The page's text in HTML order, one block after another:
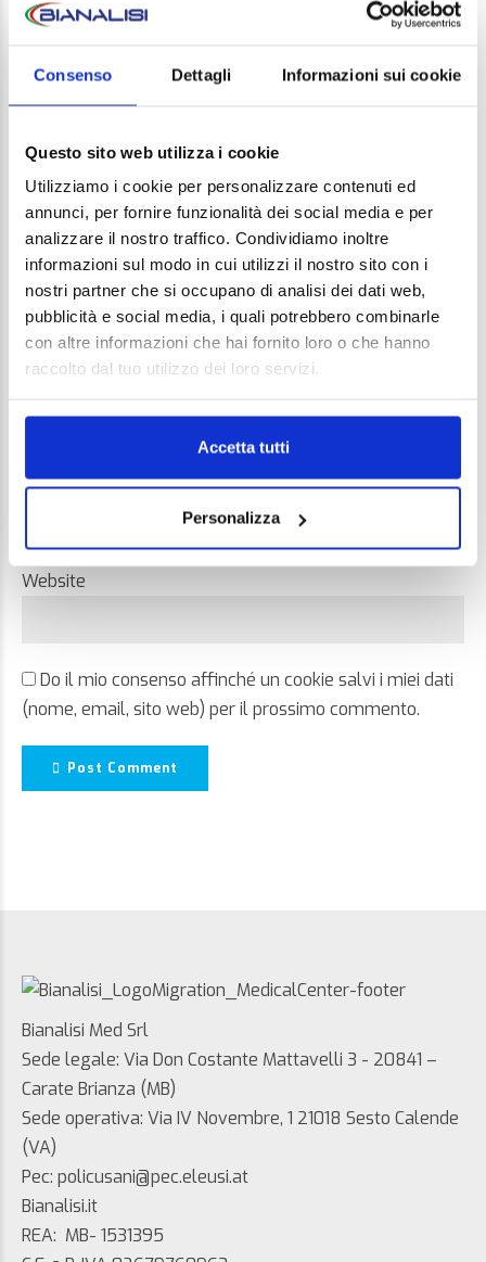
Consenso Dettagli Informazioni sui cookie
Questo sito web utilizza i cookie
Utilizziamo i cookie per personalizzare contenuti ed
annunci, per fornire funzionalità dei social media e per
analizzare il nostro traffico. Condividiamo inoltre
informazioni sul modo in cui utilizzi il nostro sito con i
nostri partner che si occupano di analisi dei dati web,
pubblicità e social media, i quali potrebbero combinarle
con altre informazioni che hai fornito loro o che hanno
raccolto dal tuo utilizzo dei loro servizi.
Accetta tutti
Personalizza
LEAVE A REPLY
Your email address will not be published. Required
Comment
Email *
Website
Do il mio consenso affinché un cookie salvi i miei dati
(nome, email, sito web) per il prossimo commento.
Post Comment
Bianalisi Med Srl
Sede legale: Via Don Costante Mattavelli 3 - 20841 –
Carate Brianza (MB)
Sede operativa: Via IV Novembre, 1 21018 Sesto Calende
(VA)
Pec: policusani@pec.eleusi.at
Bianalisi.it
REA: MB- 1531395